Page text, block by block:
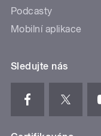
Podcasty
Mobilní aplikace
Sledujte nás